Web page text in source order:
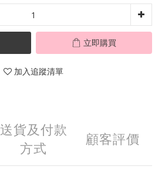
立即購買
加入追蹤清單
送貨及付款
方式
顧客評價